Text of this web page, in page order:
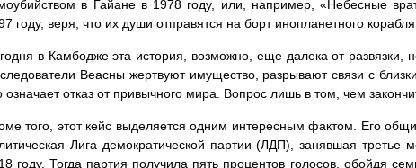
в Гайане в 1978 году, или, например, «Небесные
году, веря, что их души отправятся на борт инопланетного корабля.
в Камбодже эта история, возможно, еще далека от развязки,
Веасны жертвуют имущество, разрывают связи с
означает отказ от привычного мира. Вопрос лишь в том, чем
того, этот кейс выделяется одним интересным фактом. Его
Лига демократической партии (ЛДП), занявшая
году. Тогда партия получила пять процентов голосов, обойдя